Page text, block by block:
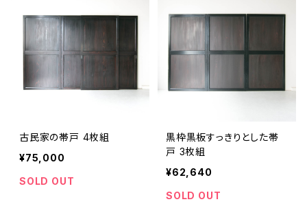
古民家の帯戸 4枚組
¥75,000
SOLD OUT
黒枠黒板すっきりとした帯
戸 3枚組
¥62,640
SOLD OUT